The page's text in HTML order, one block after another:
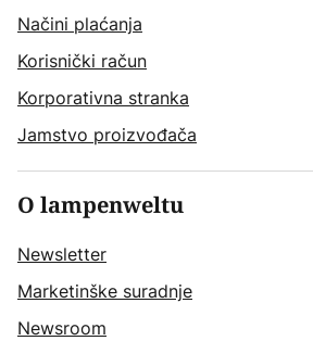
Načini plaćanja
Korisnički račun
Korporativna stranka
Jamstvo proizvođača
O lampenweltu
Newsletter
Marketinške suradnje
Newsroom